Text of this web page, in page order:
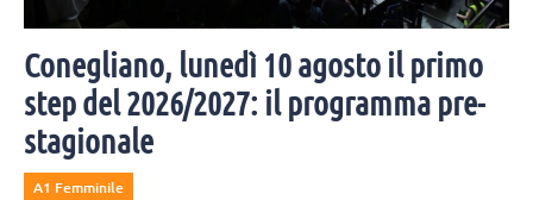
Conegliano, lunedì 10 agosto il primo
step del 2026/2027: il programma pre-
stagionale
A1 Femminile